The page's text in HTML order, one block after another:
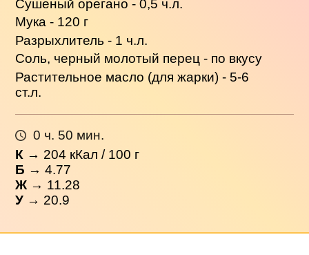
Сушеный орегано - 0,5 ч.л.
Мука - 120 г
Разрыхлитель - 1 ч.л.
Соль, черный молотый перец - по вкусу
Растительное масло (для жарки) - 5-6
ст.л.
0 ч. 50 мин.
К → 204 кКал / 100 г
Б → 4.77
Ж → 11.28
У → 20.9